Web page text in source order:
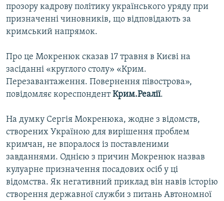
прозору кадрову політику українського уряду при
призначенні чиновників, що відповідають за
кримський напрямок.
Про це Мокренюк сказав 17 травня в Києві на
засіданні «круглого столу» «Крим.
Перезавантаження. Повернення півострова»,
повідомляє кореспондентКрим.Реалії.
На думку Сергія Мокренюка, жодне з відомств,
створених Україною для вирішення проблем
кримчан, не впоралося із поставленими
завданнями. Однією з причин Мокренюк назвав
кулуарне призначення посадових осіб у ці
відомства. Як негативний приклад він навів історію
створення державної служби з питань Автономної